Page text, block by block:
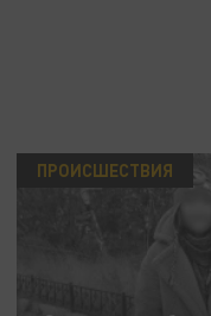
ПРОИСШЕСТВИЯ